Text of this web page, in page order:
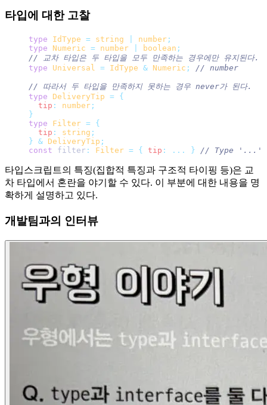
타입에 대한 고찰
type IdType = string number ;
type Numeric = number boolean ;
// 교차 타입은 두 타입을 모두 만족하는 경우에만 유지된다.
type Universal = IdType & Numeric ; // number
// 따라서 두 타입을 만족하지 못하는 경우 never가 된다.
type DeliveryTip = {
  tip
: number ;
}
type Filter = {
  tip
: string ;
} & DeliveryTip ;
const filter : Filter = { tip : ... } // Type '...'
타입스크립트의 특징(집합적 특징과 구조적 타이핑 등)은 교
차 타입에서 혼란을 야기할 수 있다. 이 부분에 대한 내용을 명
확하게 설명하고 있다.
개발팀과의 인터뷰